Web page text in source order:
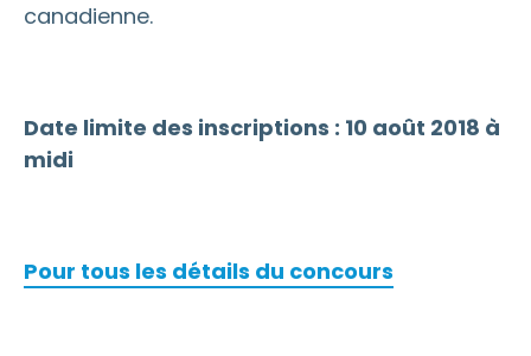
canadienne.
Date limite des inscriptions : 10 août 2018 à
midi
Pour tous les détails du concours